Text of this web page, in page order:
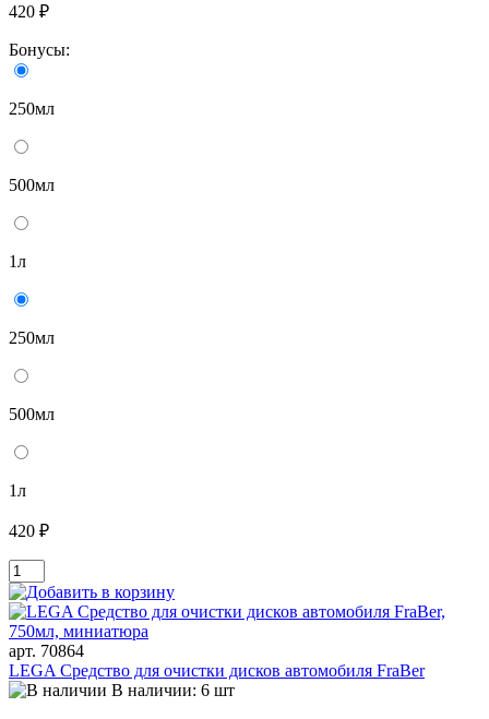
420 ₽
Бонусы:
250мл
500мл
1л
250мл
500мл
1л
420 ₽
арт. 70864
LEGA Средство для очистки дисков автомобиля FraBer
В наличии: 6 шт